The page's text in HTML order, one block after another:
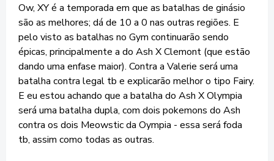
Ow, XY é a temporada em que as batalhas de ginásio
são as melhores; dá de 10 a 0 nas outras regiões. E
pelo visto as batalhas no Gym continuarão sendo
épicas, principalmente a do Ash X Clemont (que estão
dando uma enfase maior). Contra a Valerie será uma
batalha contra legal tb e explicarão melhor o tipo Fairy.
E eu estou achando que a batalha do Ash X Olympia
será uma batalha dupla, com dois pokemons do Ash
contra os dois Meowstic da Oympia - essa será foda
tb, assim como todas as outras.